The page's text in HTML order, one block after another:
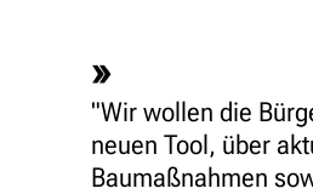
"Wir wollen die
neuen Tool, über
Baumaßnahmen